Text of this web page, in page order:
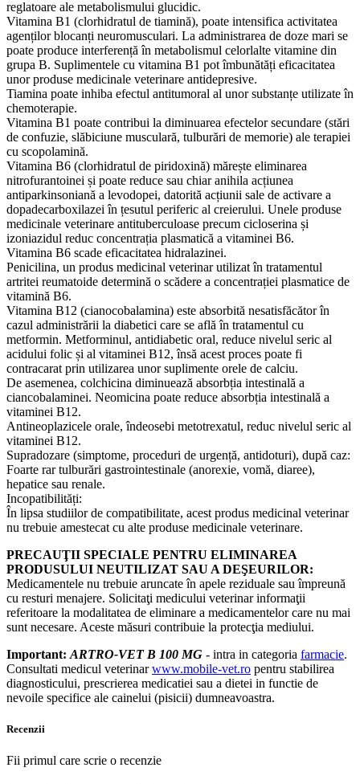
reglatoare ale metabolismului glucidic.
Vitamina B1 (clorhidratul de tiamină), poate intensifica activitatea
agenților blocanți neuromusculari. La administrarea de doze mari se
poate produce interferență în metabolismul celorlalte vitamine din
grupa B. Suplimentele cu vitamina B1 pot îmbunătăți eficacitatea
unor produse medicinale veterinare antidepresive.
Tiamina poate inhiba efectul antitumoral al unor substanțe utilizate în
chemoterapie.
Vitamina B1 poate contribui la diminuarea efectelor secundare (stări
de confuzie, slăbiciune musculară, tulburări de memorie) ale terapiei
cu scopolamină.
Vitamina B6 (clorhidratul de piridoxină) mărește eliminarea
nitrofurantoinei și poate reduce sau chiar anihila acțiunea
antiparkinsoniană a levodopei, datorită acțiunii sale de activare a
dopadecarboxilazei în țesutul periferic al creierului. Unele produse
medicinale veterinare antituberculoase precum cicloserina și
izoniazidul reduc concentrația plasmatică a vitaminei B6.
Vitamina B6 scade eficacitatea hidralazinei.
Penicilina, un produs medicinal veterinar utilizat în tratamentul
artritei reumatoide determină o scădere a concentrației plasmatice de
vitamină B6.
Vitamina B12 (cianocobalamina) este absorbită nesatisfăcător în
cazul administrării la diabetici care se află în tratamentul cu
metformin. Metforminul, antidiabetic oral, reduce nivelul seric al
acidului folic și al vitaminei B12, însă acest proces poate fi
contracarat prin utilizarea unor suplimente orele de calciu.
De asemenea, colchicina diminuează absorbția intestinală a
ciancobalaminei. Neomicina poate reduce absorbția intestinală a
vitaminei B12.
Antineoplazicele orale, îndeosebi metotrexatul, reduc nivelul seric al
vitaminei B12.
Supradozare (simptome, proceduri de urgență, antidoturi), după caz:
Foarte rar tulburări gastrointestinale (anorexie, vomă, diaree),
hepatice sau renale.
Incopatibilități:
În lipsa studiilor de compatibilitate, acest produs medicinal veterinar
nu trebuie amestecat cu alte produse medicinale veterinare.
PRECAUŢII SPECIALE PENTRU ELIMINAREA
PRODUSULUI NEUTILIZAT SAU A DEŞEURILOR:
Medicamentele nu trebuie aruncate în apele reziduale sau împreună
cu resturi menajere. Solicitaţi medicului veterinar informaţii
referitoare la modalitatea de eliminare a medicamentelor care nu mai
sunt necesare. Aceste măsuri contribuie la protecţia mediului.
Important: ARTRO-VET B 100 MG - intra in categoria farmacie.
Consultati medicul veterinarwww.mobile-vet.ro pentru stabilirea
diagnosticului, prescrierea medicatiei sau a dietei in functie de
nevoile specifice ale cainelui (pisicii) dumneavoastra.
Recenzii
Fii primul care scrie o recenzie